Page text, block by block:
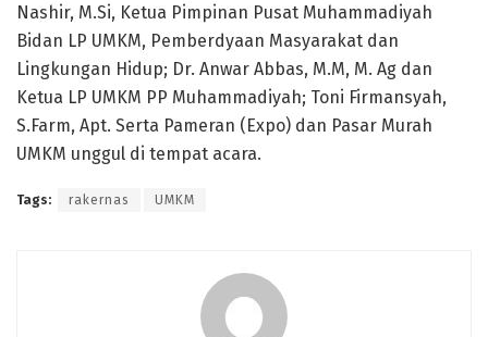
Nashir, M.Si, Ketua Pimpinan Pusat Muhammadiyah
Bidan LP UMKM, Pemberdyaan Masyarakat dan
Lingkungan Hidup; Dr. Anwar Abbas, M.M, M. Ag dan
Ketua LP UMKM PP Muhammadiyah; Toni Firmansyah,
S.Farm, Apt. Serta Pameran (Expo) dan Pasar Murah
UMKM unggul di tempat acara.
Tags: rakernas UMKM